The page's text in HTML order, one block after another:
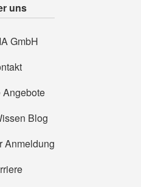
uns
GmbH
Blog
Anmeldung